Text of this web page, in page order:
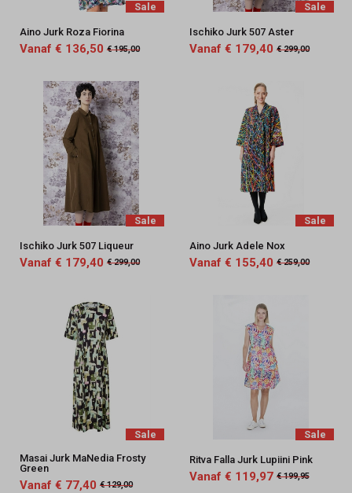
Sale
Aino Jurk Roza Fiorina
Vanaf € 136,50 € 195,00
Sale
Ischiko Jurk 507 Aster
Vanaf € 179,40 € 299,00
Sale
Ischiko Jurk 507 Liqueur
Vanaf € 179,40 € 299,00
Sale
Aino Jurk Adele Nox
Vanaf € 155,40 € 259,00
Sale
Masai Jurk MaNedia Frosty
Green
Vanaf € 77,40 € 129,00
Sale
Ritva Falla Jurk Lupiini Pink
Vanaf € 119,97 € 199,95